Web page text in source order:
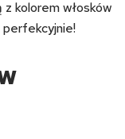
kolorem włosków
perfekcyjnie!